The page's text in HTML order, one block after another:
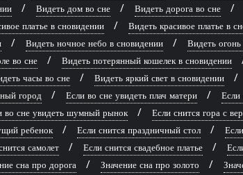
Видеть дом во сне Видеть дорога во сне
платье в сновидении Видеть красивое платье в
Видеть ночное небо в сновидении Видеть огонь
во сне Видеть потерянный кошелек в сновидении
часы во сне Видеть яркий свет в сновидении
город
Если во сне увидеть плач матери Если
во сне увидеть шумный рынок Если снится гора с
ребенок Если снится праздничный стол
самолет Если снится свадебное платье
сна про дорога Значение сна про золото